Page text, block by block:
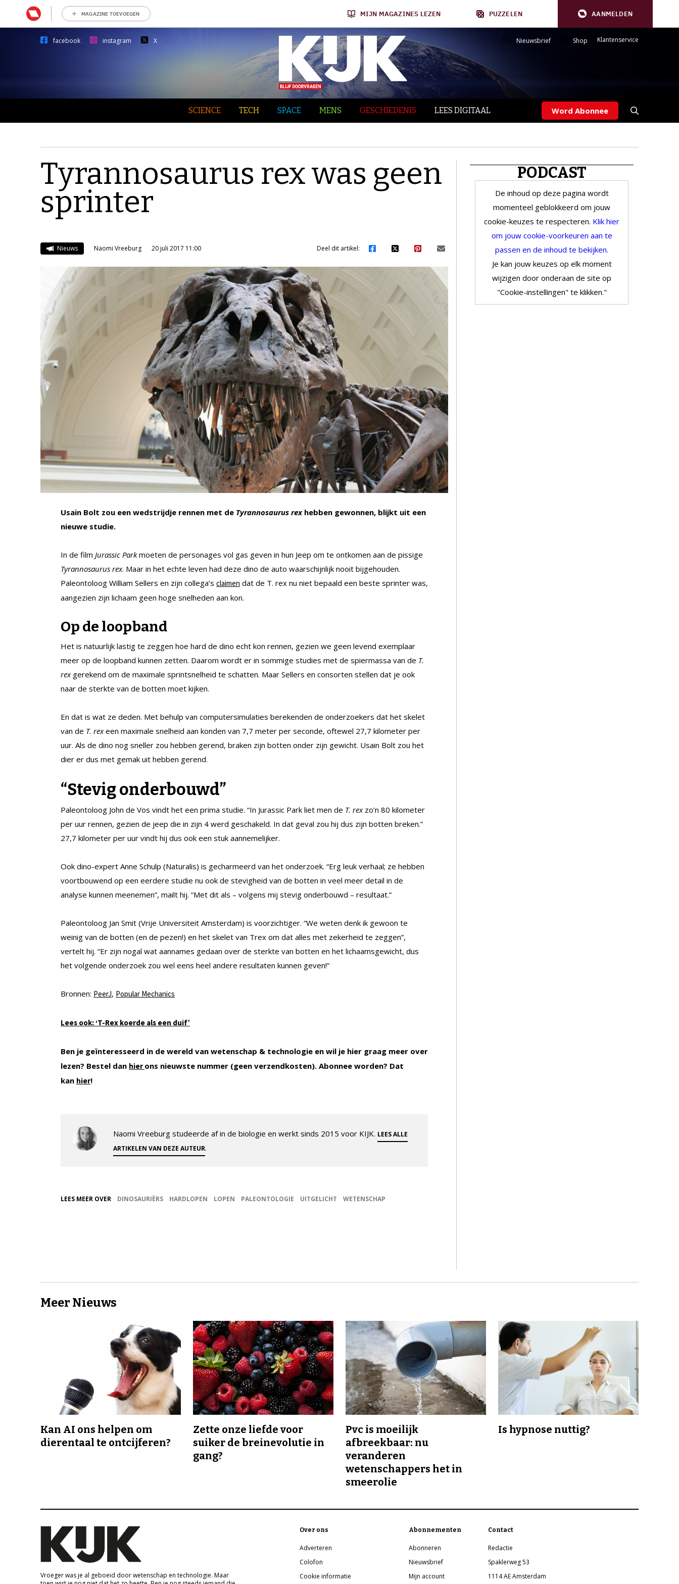
MAGAZINE TOEVOEGEN MIJN MAGAZINES LEZEN PUZZELEN AANMELDEN
facebook instagram X Nieuwsbrief Shop Klantenservice
SCIENCE TECH SPACE MENS GESCHIEDENIS LEES DIGITAAL Word Abonnee
Tyrannosaurus rex was geen
sprinter
Nieuws Naomi Vreeburg 20 juli 2017 11:00 Deel dit artikel:
Usain Bolt zou een wedstrijdje rennen met de Tyrannosaurus rexhebben gewonnen, blijkt uit een
nieuwe studie.
In de film Jurassic Parkmoeten de personages vol gas geven in hun Jeep om te ontkomen aan de pissige
Tyrannosaurus rex. Maar in het echte leven had deze dino de auto waarschijnlijk nooit bijgehouden.
Paleontoloog William Sellers en zijn collega’s claimen dat de T. rex nu niet bepaald een beste sprinter was,
aangezien zijn lichaam geen hoge snelheden aan kon.
Op de loopband
Het is natuurlijk lastig te zeggen hoe hard de dino echt kon rennen, gezien we geen levend exemplaar
meer op de loopband kunnen zetten. Daarom wordt er in sommige studies met de spiermassa van de T.
rexgerekend om de maximale sprintsnelheid te schatten. Maar Sellers en consorten stellen dat je ook
naar de sterkte van de botten moet kijken.
En dat is wat ze deden. Met behulp van computersimulaties berekenden de onderzoekers dat het skelet
van de T. rexeen maximale snelheid aan konden van 7,7 meter per seconde, oftewel 27,7 kilometer per
uur. Als de dino nog sneller zou hebben gerend, braken zijn botten onder zijn gewicht. Usain Bolt zou het
dier er dus met gemak uit hebben gerend.
“Stevig onderbouwd”
Paleontoloog John de Vos vindt het een prima studie. “In Jurassic Park liet men de T. rexzo’n 80 kilometer
per uur rennen, gezien de jeep die in zijn 4 werd geschakeld. In dat geval zou hij dus zijn botten breken.”
27,7 kilometer per uur vindt hij dus ook een stuk aannemelijker.
Ook dino-expert Anne Schulp (Naturalis) is gecharmeerd van het onderzoek. “Erg leuk verhaal; ze hebben
voortbouwend op een eerdere studie nu ook de stevigheid van de botten in veel meer detail in de
analyse kunnen meenemen”, mailt hij. “Met dit als – volgens mij stevig onderbouwd – resultaat.”
Paleontoloog Jan Smit (Vrije Universiteit Amsterdam) is voorzichtiger. “We weten denk ik gewoon te
weinig van de botten (en de pezen!) en het skelet van Trex om dat alles met zekerheid te zeggen”,
vertelt hij. “Er zijn nogal wat aannames gedaan over de sterkte van botten en het lichaamsgewicht, dus
het volgende onderzoek zou wel eens heel andere resultaten kunnen geven!”
Bronnen: PeerJ, Popular Mechanics
Lees ook: ‘T-Rex koerde als een duif’
Ben je geïnteresseerd in de wereld van wetenschap & technologie en wil je hier graag meer over
lezen? Bestel dan hier ons nieuwste nummer (geen verzendkosten). Abonnee worden? Dat
kan hier!
Naomi Vreeburg studeerde af in de biologie en werkt sinds 2015 voor KIJK. LEES ALLE
ARTIKELEN VAN DEZE AUTEUR.
LEES MEER OVER DINOSAURIËRS HARDLOPEN LOPEN PALEONTOLOGIE UITGELICHT WETENSCHAP
PODCAST
De inhoud op deze pagina wordt
momenteel geblokkeerd om jouw
cookie-keuzes te respecteren. Klik hier
om jouw cookie-voorkeuren aan te
passen en de inhoud te bekijken.
Je kan jouw keuzes op elk moment
wijzigen door onderaan de site op
"Cookie-instellingen" te klikken."
Meer Nieuws
Kan AI ons helpen om
dierentaal te ontcijferen?
Zette onze liefde voor
suiker de breinevolutie in
gang?
Pvc is moeilijk
afbreekbaar: nu
veranderen
wetenschappers het in
smeerolie
Is hypnose nuttig?
Vroeger was je al geboeid door wetenschap en technologie. Maar
Over ons
Adverteren
Colofon
Cookie informatie
Abonnementen
Abonneren
Nieuwsbrief
Mijn account
Contact
Redactie
Spaklerweg 53
1114 AE Amsterdam